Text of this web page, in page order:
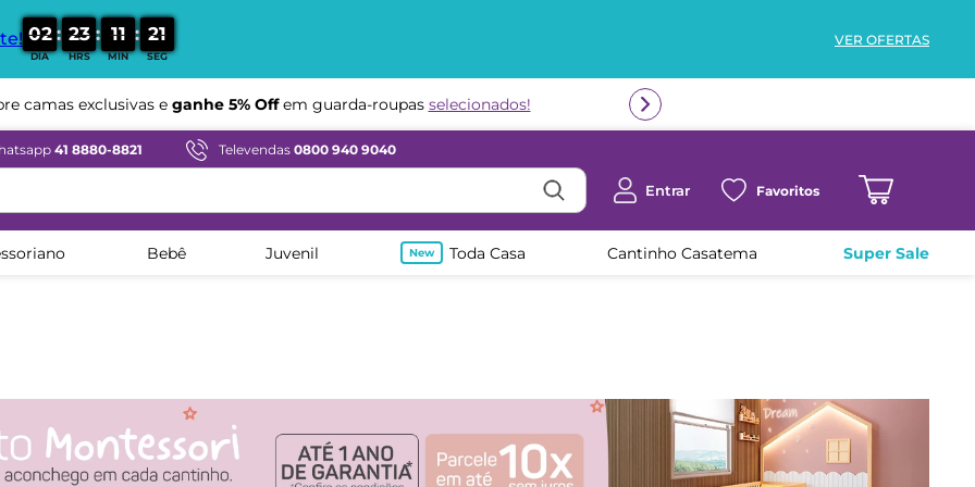
02
DIA
: 23
HRS
: 11
MIN
: 19
SEG
VER OFERTAS
camas exclusivas e ganhe 5% Off em guarda-roupasselecionados!
Compre em ate 12x sem juros
41 8880-8821 Televendas 0800 940 9040
Entrar Favoritos
Bebê Juvenil Toda Casa Cantinho Casatema Super Sale